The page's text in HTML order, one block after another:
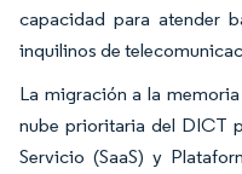
capacidad para atender
inquilinos de
La migración a la
nube prioritaria del DICT
Servicio (SaaS) y